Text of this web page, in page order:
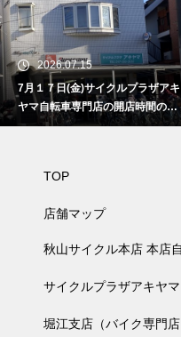
2026.07.15
7月１７日(金)サイクルプラザアキ
ヤマ自転車専門店の開店時間のお
知らせ
TOP
店舗マップ
秋山サイクル本店 本店
サイクルプラザアキヤ
堀江支店（バイク専門店